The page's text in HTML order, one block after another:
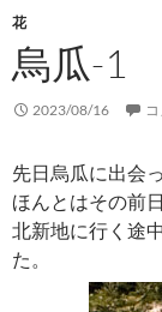
花
烏瓜-1
2023/08/16
先日烏瓜に出会
ほんとはその前
北新地に行く途
た。